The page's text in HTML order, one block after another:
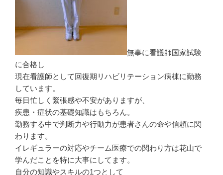
無事に看護師国家試験
に合格し
現在看護師として回復期リハビリテーション病棟に勤務
しています。
毎日忙しく緊張感や不安がありますが、
疾患・症状の基礎知識はもちろん。
勤務する中で判断力や行動力が患者さんの命や信頼に関
わります。
イレギュラーの対応やチーム医療での関わり方は花山で
学んだことを特に大事にしてます。
自分の知識やスキルの1つとして